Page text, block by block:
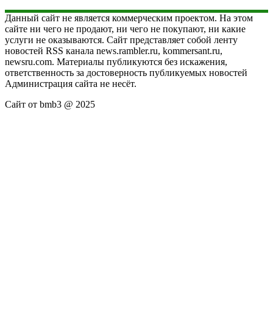
Данный сайт не является коммерческим проектом. На этом
сайте ни чего не продают, ни чего не покупают, ни какие
услуги не оказываются. Сайт представляет собой ленту
новостей RSS канала news.rambler.ru, kommersant.ru,
newsru.com. Материалы публикуются без искажения,
ответственность за достоверность публикуемых новостей
Администрация сайта не несёт.
Сайт от bmb3 @ 2025